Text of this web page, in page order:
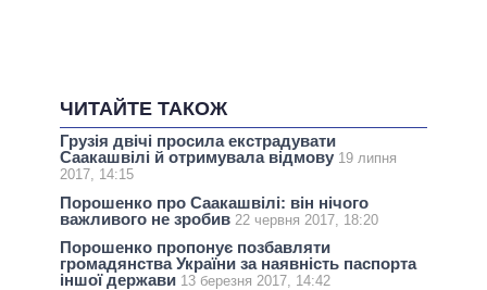
ЧИТАЙТЕ ТАКОЖ
Грузія двічі просила екстрадувати
Саакашвілі й отримувала відмову 19 липня
2017, 14:15
Порошенко про Саакашвілі: він нічого
важливого не зробив 22 червня 2017, 18:20
Порошенко пропонує позбавляти
громадянства України за наявність паспорта
іншої держави 13 березня 2017, 14:42